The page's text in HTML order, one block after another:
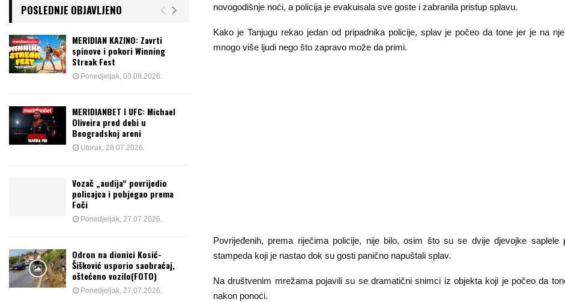
novogodišnje noći, a policija je evakuisala sve goste i zabranila pristup splavu.
Kako je Tanjugu rekao jedan od pripadnika policije, splav je počeo da tone jer je na
mnogo više ljudi nego što zapravo može da primi.
Povrijeđenih, prema riječima policije, nije bilo, osim što su se dvije djevojke saplele
stampeda koji je nastao dok su gosti panično napuštali splav.
Na društvenim mrežama pojavili su se dramatični snimci iz objekta koji je počeo da
nakon ponoći.
POSLEDNJE OBJAVLJENO
MERIDIAN KAZINO: Zavrti
spinove i pokori Winning
Streak Fest
Ponedjeljak, 03.08.2026.
MERIDIANBET I UFC: Michael
Oliveira pred debi u
Beogradskoj areni
Utorak, 28.07.2026.
Vozač „audija“ povrijedio
policajca i pobjegao prema
Foči
Ponedjeljak, 27.07.2026.
Odron na dionici Kosić-
Šišković usporio saobraćaj,
oštećeno vozilo(FOTO)
Ponedjeljak, 27.07.2026.